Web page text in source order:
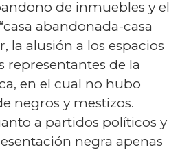
de inmuebles y el
abandonada-casa
la alusión a los espacios
representantes de la
en el cual no hubo
negros y mestizos.
a partidos políticos y
negra apenas